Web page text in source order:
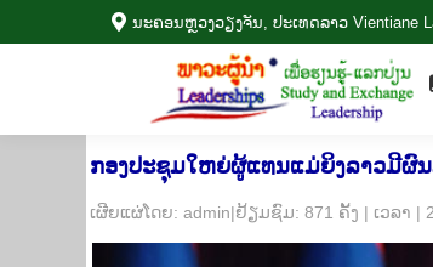
ນະ​ຄອນຫຼວງວຽງ​ຈັນ, ປະ​ເທດ​ລາວ Vientiane
ກອງປະຊຸມໃຫຍ່ຜູ້ແທນແມ່​ຍິງ​ລາວມີຜົ
ເຜີຍ​ແຜ່​ໂດຍ: admin|ຢ້ຽມ​ຊົມ: 871 ຄັ້ງ | ເວ​ລາ |